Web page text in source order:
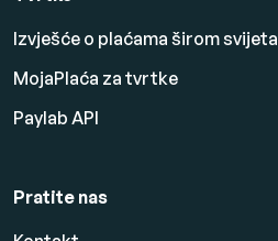
Izvješće o plaćama širom svijeta
MojaPlaća za tvrtke
Paylab API
Pratite nas